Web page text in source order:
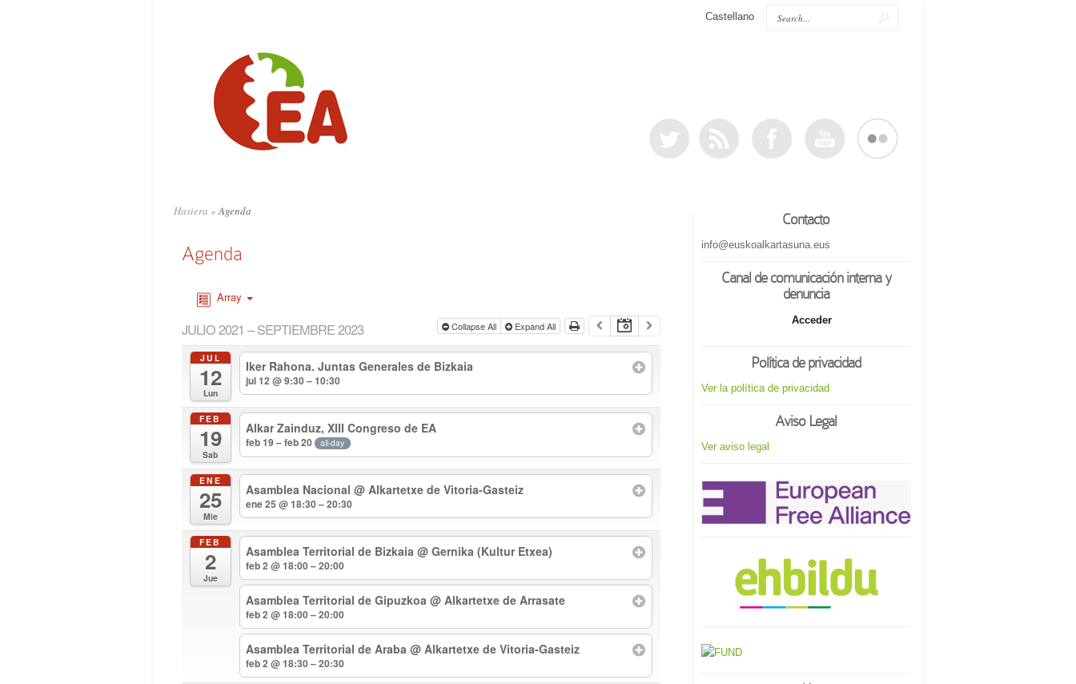
Castellano
Hasiera »Agenda
Agenda
Array
JULIO 2021 – SEPTIEMBRE 2023 Collapse All Expand All
JUL
12
Lun
Iker Rahona. Juntas Generales de Bizkaia
jul 12 @ 9:30 – 10:30
FEB
19
Sab
Alkar Zainduz, XIII Congreso de EA
feb 19 – feb 20 all-day
ENE
25
Mie
Asamblea Nacional@ Alkartetxe de Vitoria-Gasteiz
ene 25 @ 18:30 – 20:30
FEB
2
Jue
Asamblea Territorial de Bizkaia@ Gernika (Kultur Etxea)
feb 2 @ 18:00 – 20:00
Asamblea Territorial de Gipuzkoa@ Alkartetxe de Arrasate
feb 2 @ 18:00 – 20:00
Asamblea Territorial de Araba@ Alkartetxe de Vitoria-Gasteiz
feb 2 @ 18:30 – 20:30
Contacto
info@euskoalkartasuna.eus
Canal de comunicación interna y
denuncia
Acceder
Política de privacidad
Ver la política de privacidad
Aviso Legal
Ver aviso legal